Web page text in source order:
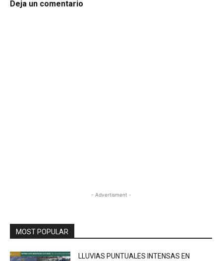
Deja un comentario
- Advertisment -
MOST POPULAR
LLUVIAS PUNTUALES INTENSAS EN